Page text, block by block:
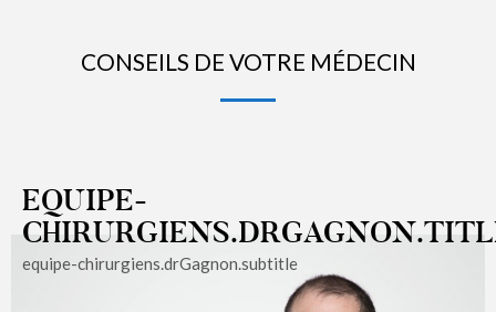
CONSEILS DE VOTRE MÉDECIN
EQUIPE-
equipe-chirurgiens.drGagnon.subtitle